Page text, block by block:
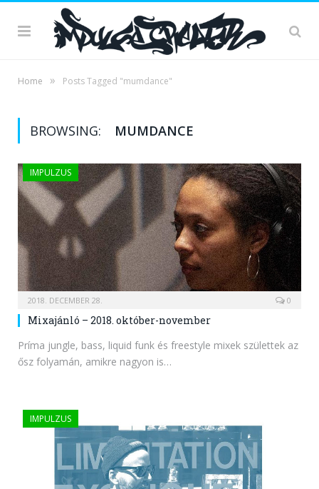
Home » Posts Tagged "mumdance"
BROWSING: MUMDANCE
IMPULZUS
2018. DECEMBER 28. 0
Mixajánló – 2018. október-november
Príma jungle, bass, liquid funk és freestyle mixek születtek az
ősz folyamán, amikre nagyon is…
IMPULZUS